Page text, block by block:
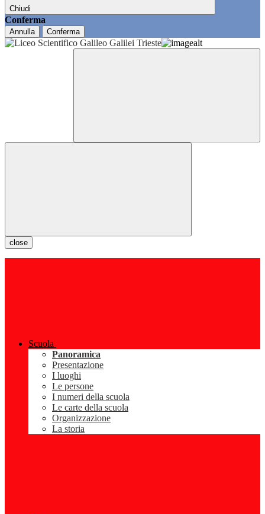
Chiudi
Conferma
Annulla Conferma
close
Scuola
Panoramica
Presentazione
I luoghi
Le persone
I numeri della scuola
Le carte della scuola
Organizzazione
La storia